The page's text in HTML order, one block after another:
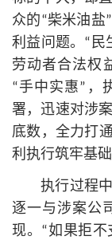
众的“柴米油盐
利益问题。“民
劳动者合法权
“手中实惠”，
署，迅速对涉
底数，全力打
利执行筑牢基础
执行过程
逐一与涉案公
现。“如果拒